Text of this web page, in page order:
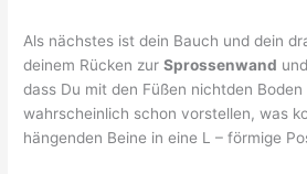
Als nächstes ist dein Bauch und dein
deinem Rücken zurSprossenwand
dass Du mit den Füßen nichtden
wahrscheinlich schon vorstellen, was
hängenden Beine in eine L – förmige